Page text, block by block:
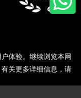
体验。继续浏览本网
关更多详细信息，请